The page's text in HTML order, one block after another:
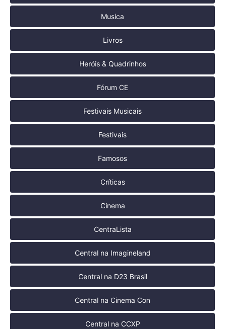
Musica
Livros
Heróis & Quadrinhos
Fórum CE
Festivais Musicais
Festivais
Famosos
Críticas
Cinema
CentraLista
Central na Imagineland
Central na D23 Brasil
Central na Cinema Con
Central na CCXP